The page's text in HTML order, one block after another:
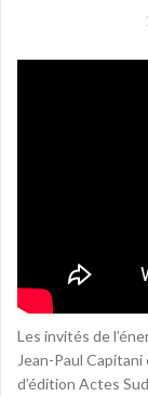
Les invités de
Jean-Paul
d’édition Actes